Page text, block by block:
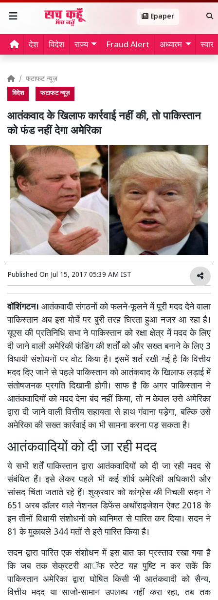
Epaper
देश विदेश राज्य Fraud Alert अध्यात्म
फटाफट न्यूज़
विदेश फटाफट न्यूज़
आतंकवाद के खिलाफ कार्रवाई नहीं की, तो पाकिस्तान
को फंड नहीं देगा अमेरिका
Published On Jul 15, 2017 05:39 AM IST
वॉशिंगटन। आतंकवादी संगठनों को फलने-फूलने में पूरी मदद देने वाला
पाकिस्तान अब इस मोर्चे पर बुरी तरह घिरता हुआ नजर आ रहा है।
यूएस की प्रतिनिधि सभा ने पाकिस्तान को रक्षा क्षेत्र में मदद के लिए
दी जाने वाली अमेरिकी फंडिंग की शर्तों को और सख्त बनाने के लिए 3
विधायी संशोधनों पर वोट किया है। इसमें शर्त रखी गई है कि वित्तीय
मदद दिए जाने से पहले पाकिस्तान को आतंकवाद के खिलाफ लड़ाई में
संतोषजनक प्रगति दिखानी होगी। साफ है कि अगर पाकिस्तान ने
आतंकवादियों को मदद देना बंद नहीं किया, तो न केवल उसे अमेरिका
द्वारा दी जाने वाली वित्तीय सहायता से हाथ गंवाना पड़ेगा, बल्कि उसे
अमेरिका की सख्त कार्रवाई का भी सामना करना पड़ सकता है।
आतंकवादियों को दी जा रही मदद
ये सभी शर्तें पाकिस्तान द्वारा आतंकवादियों को दी जा रही मदद से
संबंधित हैं। इसे लेकर पहले भी कई शीर्ष अमेरिकी अधिकारी और
सांसद चिंता जताते रहे हैं। शुक्रवार को कांग्रेस की निचली सदन ने
651 अरब डॉलर वाले नेशनल डिफेंस अथॉराइजेशन ऐक्ट 2018 के
इन तीनों विधायी संशोधनों को ध्वनिमत से पारित कर दिया। सदन ने
81 के मुकाबले 344 मतों से इसे पारित किया है।
सदन द्वारा पारित एक संशोधन में इस बात का प्रस्ताव रखा गया है
कि जब तक सेक्रटरी आॅफ स्टेट यह पुष्टि न कर सकें कि
पाकिस्तान अमेरिका द्वारा घोषित किसी भी आतंकवादी को सैन्य,
वित्तीय मदद या साजो-सामान उपलब्ध नहीं करा रहा, तब तक